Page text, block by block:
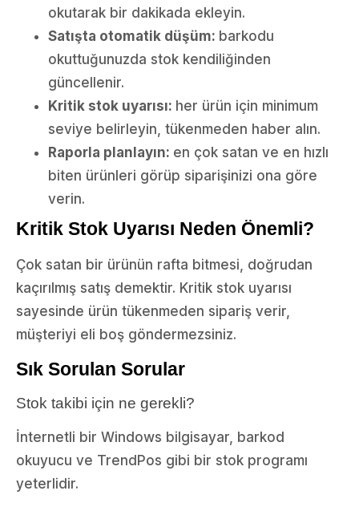
okutarak bir dakikada ekleyin.
Satışta otomatik düşüm: barkodu
okuttuğunuzda stok kendiliğinden
güncellenir.
Kritik stok uyarısı: her ürün için minimum
seviye belirleyin, tükenmeden haber alın.
Raporla planlayın: en çok satan ve en hızlı
biten ürünleri görüp siparişinizi ona göre
verin.
Kritik Stok Uyarısı Neden Önemli?
Çok satan bir ürünün rafta bitmesi, doğrudan
kaçırılmış satış demektir. Kritik stok uyarısı
sayesinde ürün tükenmeden sipariş verir,
müşteriyi eli boş göndermezsiniz.
Sık Sorulan Sorular
Stok takibi için ne gerekli?
İnternetli bir Windows bilgisayar, barkod
okuyucu ve TrendPos gibi bir stok programı
yeterlidir.